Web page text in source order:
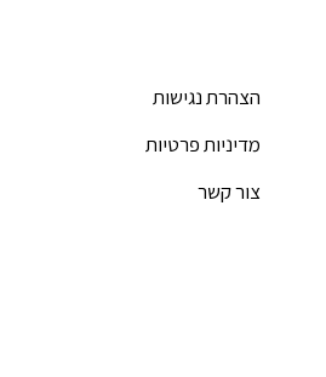
הצהרת נגישות
מדיניות פרטיות
צור קשר